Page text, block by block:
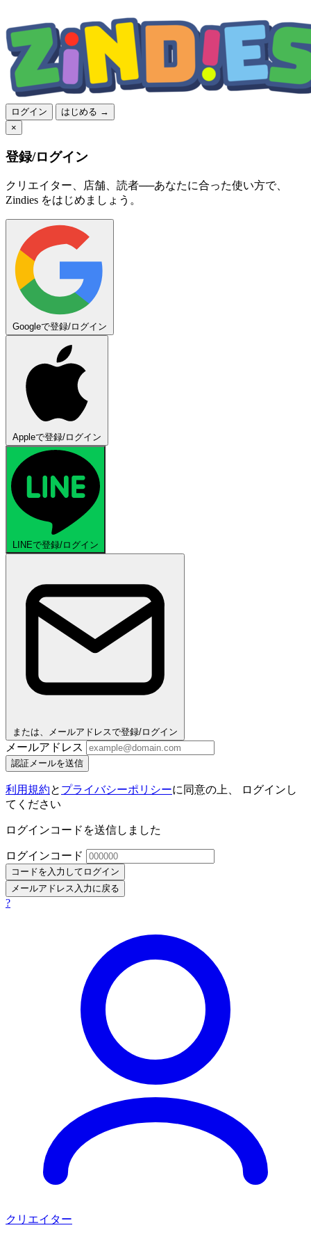
ログイン
はじめる →
×
登録/ログイン
クリエイター、店舗、読者──あなたに合った使い方で、
Zindies をはじめましょう。
Googleで登録/ログイン
Appleで登録/ログイン
LINEで登録/ログイン
または、メールアドレスで登録/ログイン
メールアドレス
認証メールを送信
利用規約と プライバシーポリシーに同意の上、 ログインし
てください
ログインコードを送信しました
ログインコード
コードを入力してログイン
メールアドレス入力に戻る
?
クリエイター